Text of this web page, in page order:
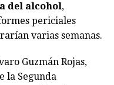
del alcohol,
periciales
varias semanas.
Guzmán Rojas,
la Segunda